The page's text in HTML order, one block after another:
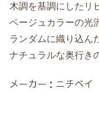
木調を基調にしたリ
ベージュカラーの光
ランダムに織り込ん
ナチュラルな奥行き
メーカー：ニチベイ